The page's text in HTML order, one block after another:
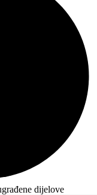
dijelove